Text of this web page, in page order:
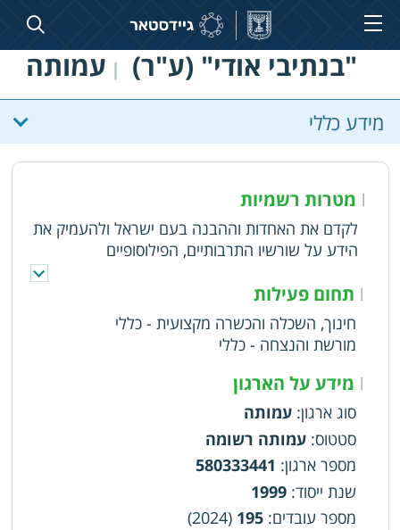
"בנתיבי אודי" (ע"ר) | עמותה
מידע כללי
| מטרות רשמיות
לקדם את האחדות וההבנה בעם ישראל ולהעמיק את
הידע על שורשיו התרבותיים, הפילוסופיים
| תחום פעילות
חינוך, השכלה והכשרה מקצועית - כללי
מורשת והנצחה - כללי
| מידע על הארגון
סוג ארגון: עמותה
סטטוס: עמותה רשומה
מספר ארגון:
580333441
שנת ייסוד:
1999
מספר עובדים:
195
(2024)